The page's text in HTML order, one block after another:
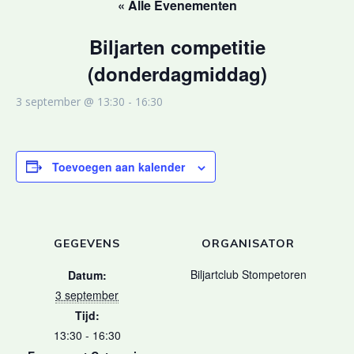
« Alle Evenementen
Biljarten competitie
(donderdagmiddag)
3 september @ 13:30 - 16:30
Toevoegen aan kalender
GEGEVENS
Datum:
3 september
Tijd:
13:30 - 16:30
ORGANISATOR
Biljartclub Stompetoren